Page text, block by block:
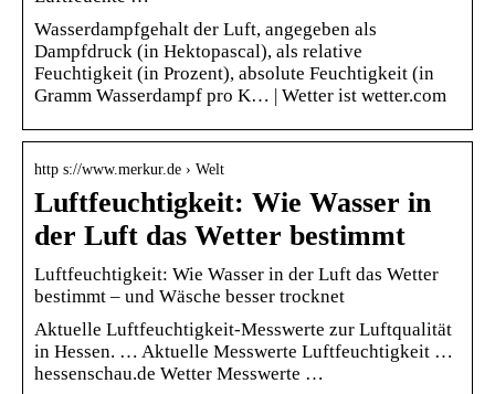
Wasserdampfgehalt der Luft, angegeben als
Dampfdruck (in Hektopascal), als relative
Feuchtigkeit (in Prozent), absolute Feuchtigkeit (in
Gramm Wasserdampf pro K… | Wetter ist wetter.com
http s://www.merkur.de › Welt
Luftfeuchtigkeit: Wie Wasser in
der Luft das Wetter bestimmt
Luftfeuchtigkeit: Wie Wasser in der Luft das Wetter
bestimmt – und Wäsche besser trocknet
Aktuelle Luftfeuchtigkeit-Messwerte zur Luftqualität
in Hessen. … Aktuelle Messwerte Luftfeuchtigkeit …
hessenschau.de Wetter Messwerte …